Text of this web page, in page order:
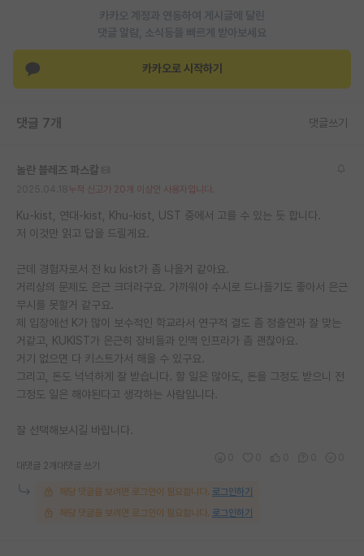
카카오 계정과 연동하여 게시글에 달린
댓글 알람, 소식등을 빠르게 받아보세요
카카오로 시작하기
댓글 7개 댓글쓰기
놀란 블레즈 파스칼
누적 신고가 20개 이상인 사용자입니다.
Ku-kist, 연대-kist, Khu-kist, UST 중에서 고를 수 있는 듯 합니다.
저 이것만 읽고 답을 드릴게요.
근데 경험자로서 전 ku kist가 좀 나을거 같아요.
거리상의 문제도 은근 크더라구요. 가까워야 수시로 드나들기도 좋아서 은근
무시를 못할거 같구요.
제 입장에선 K가 많이 보수적인 학교라서 연구적 결도 좀 정출연과 잘 맞는
거같고, KUKIST가 은근히 장비들과 인맥 인프라가 좀 괜찮아요.
거기 없으면 다 키스트가서 해올 수 있구요.
그리고, 돈도 넉넉하게 잘 받습니다. 할 일은 많아도, 돈을 그정도 받으니 전
그정도 일은 해야된다고 생각하는 사람입니다.
잘 선택해보시길 바랍니다.
대댓글 2개 대댓글 쓰기
해당 댓글을 보려면 로그인이 필요합니다. 로그인하기
해당 댓글을 보려면 로그인이 필요합니다. 로그인하기